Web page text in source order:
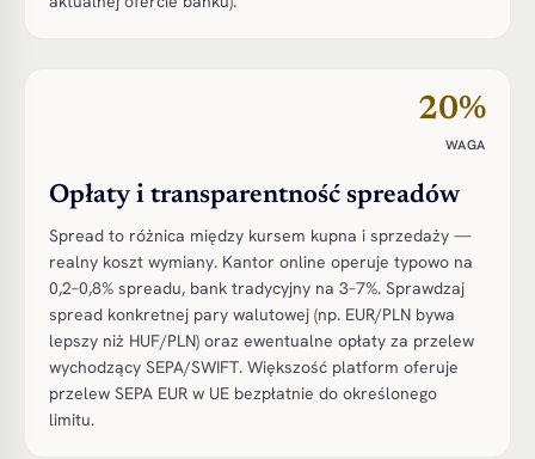
20%
WAGA
Opłaty i transparentność spreadów
Spread to różnica między kursem kupna i sprzedaży —
realny koszt wymiany. Kantor online operuje typowo na
0,2–0,8% spreadu, bank tradycyjny na 3–7%. Sprawdzaj
spread konkretnej pary walutowej (np. EUR/PLN bywa
lepszy niż HUF/PLN) oraz ewentualne opłaty za przelew
wychodzący SEPA/SWIFT. Większość platform oferuje
przelew SEPA EUR w UE bezpłatnie do określonego
limitu.